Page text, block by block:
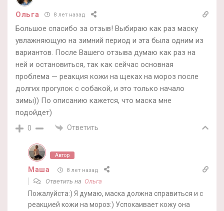
Ольга 8 лет назад
Большое спасибо за отзыв! Выбираю как раз маску
увлажняющую на зимний период и эта была одним из
вариантов. После Вашего отзыва думаю как раз на
ней и остановиться, так как сейчас основная
проблема — реакция кожи на щеках на мороз после
долгих прогулок с собакой, и это только начало
зимы)) По описанию кажется, что маска мне
подойдет)
0 Ответить
Автор
Маша 8 лет назад
Ответить на Ольга
Пожалуйста:) Я думаю, маска должна справиться и с
реакцией кожи на мороз:) Успокаивает кожу она